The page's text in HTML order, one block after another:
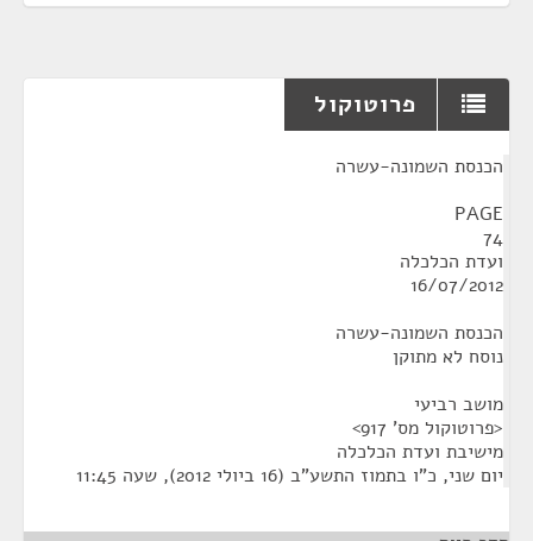
פרוטוקול
הכנסת השמונה-עשרה
PAGE
74
ועדת הכלכלה
16/07/2012
הכנסת השמונה-עשרה
נוסח לא מתוקן
מושב רביעי
<פרוטוקול מס' 917>
מישיבת ועדת הכלכלה
יום שני, כ"ו בתמוז התשע"ב (16 ביולי 2012), שעה 11:45